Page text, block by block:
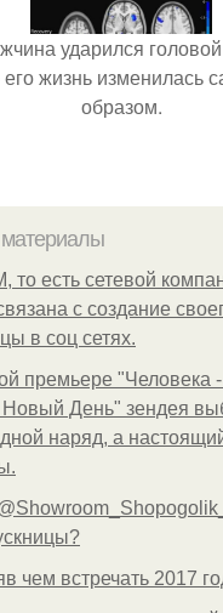
ударился
его жизнь изменилась
образом.
то есть сетевой
с создание
в соц сетях.
премьере "Человека
День" зендея
наряд, а
чем встречать 2017